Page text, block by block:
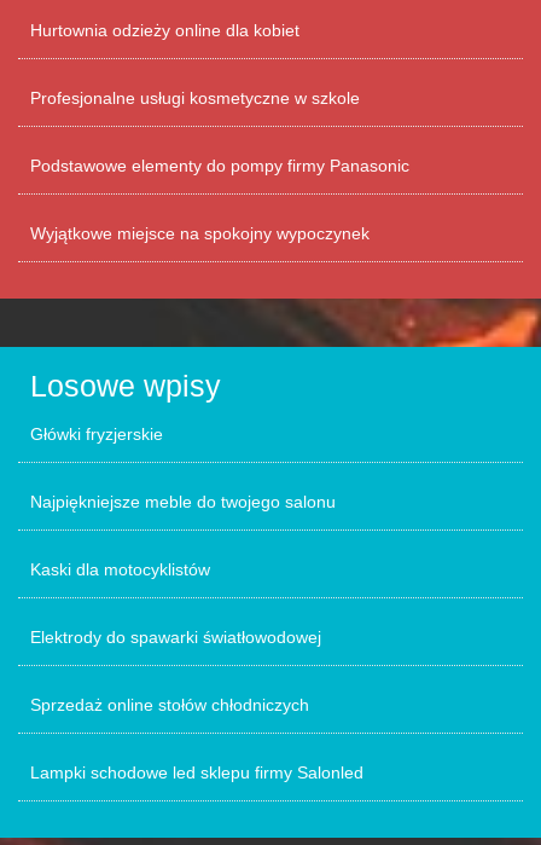
Hurtownia odzieży online dla kobiet
Profesjonalne usługi kosmetyczne w szkole
Podstawowe elementy do pompy firmy Panasonic
Wyjątkowe miejsce na spokojny wypoczynek
Losowe wpisy
Główki fryzjerskie
Najpiękniejsze meble do twojego salonu
Kaski dla motocyklistów
Elektrody do spawarki światłowodowej
Sprzedaż online stołów chłodniczych
Lampki schodowe led sklepu firmy Salonled